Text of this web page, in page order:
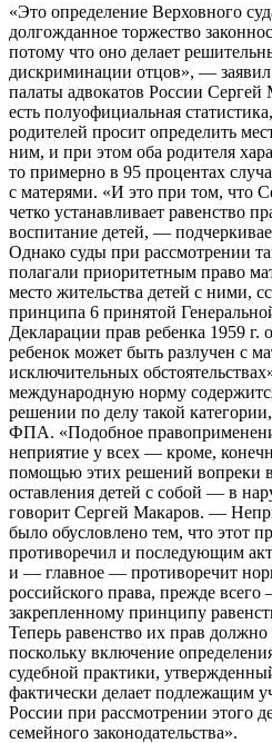
«Это определение Верховного
долгожданное торжество
потому что оно делает
дискриминации отцов», —
палаты адвокатов России
есть полуофициальная
родителей просит определить
ним, и при этом оба родителя
то примерно в 95 процентах
с матерями. «И это при том, что
четко устанавливает равенство
воспитание детей, —
Однако суды при рассмотрении
полагали приоритетным право
место жительства детей с ними,
принципа 6 принятой
Декларации прав ребенка 1959 г.
ребенок может быть разлучен с
исключительных
международную норму
решении по делу такой
ФПА. «Подобное
неприятие у всех — кроме,
помощью этих решений вопреки
оставления детей с собой — в
говорит Сергей Макаров. —
было обусловлено тем, что этот
противоречил и последующим
и — главное — противоречит
российского права, прежде всего
закрепленному принципу
Теперь равенство их прав
поскольку включение
судебной практики,
фактически делает подлежащим
России при рассмотрении этого
семейного законодательства».